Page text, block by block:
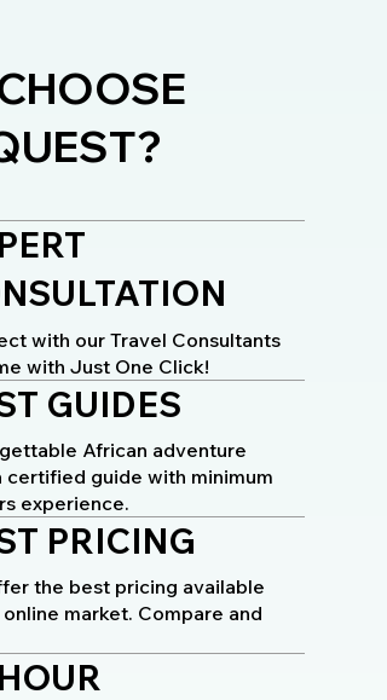
with our Travel Consultants
with Just One Click!
GUIDES
African adventure
certified guide with minimum
experience.
PRICING
the best pricing available
market. Compare and